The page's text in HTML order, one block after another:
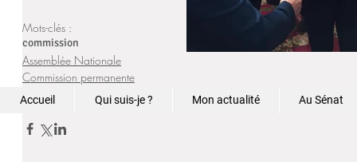
Mots-clés :
commission
Assemblée Nationale
Commission permanente
Actualités
Accueil Qui suis-je ? Mon actualité Au Sénat